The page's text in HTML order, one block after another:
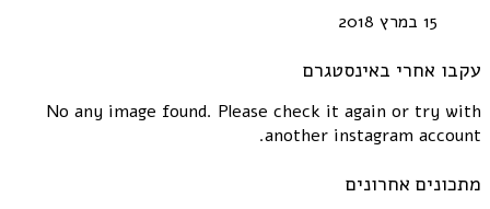
15 במרץ 2018
עקבו אחרי באינסטגרם
No any image found. Please check it again or try with
another instagram account.
מתכונים אחרונים